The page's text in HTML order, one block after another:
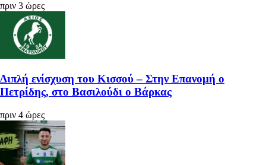
πριν 3 ώρες
Διπλή ενίσχυση του Κισσού – Στην Επανομή ο
Πετρίδης, στο Βασιλούδι ο Βάρκας
πριν 4 ώρες